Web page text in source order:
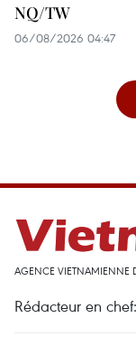
NQ/TW
06/08/2026 04:47
AGENCE VIETNAMIENNE
Rédacteur en